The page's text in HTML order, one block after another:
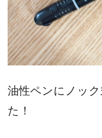
油性ペンにノッ
た！